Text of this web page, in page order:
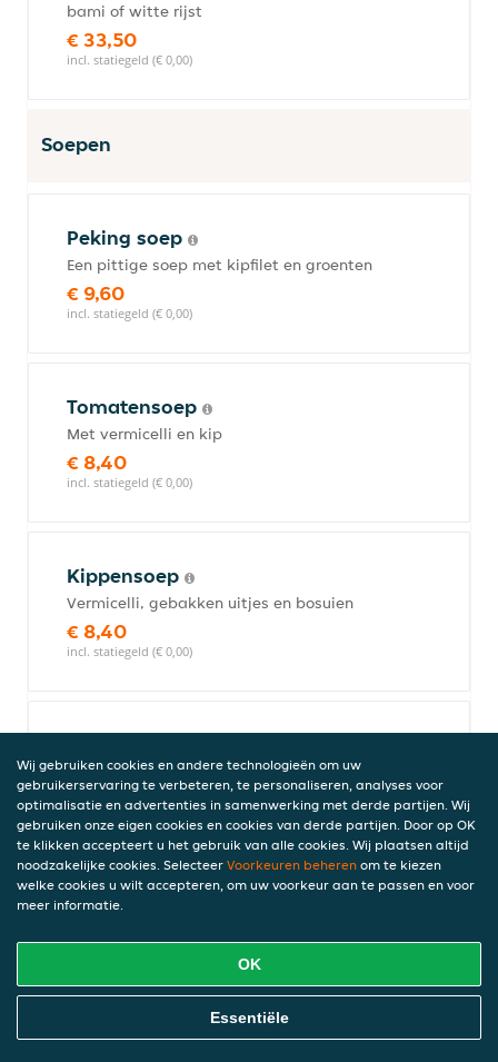
bami of witte rijst
€ 33,50
incl. statiegeld (€ 0,00)
Soepen
Peking soep
Een pittige soep met kipfilet en groenten
€ 9,60
incl. statiegeld (€ 0,00)
Tomatensoep
Met vermicelli en kip
€ 8,40
incl. statiegeld (€ 0,00)
Kippensoep
Vermicelli, gebakken uitjes en bosuien
€ 8,40
incl. statiegeld (€ 0,00)
Japanse sojabonensoep
€ 9,60
incl. statiegeld (€ 0,00)
Wan tan soep
Bouillon soep met Chinese kip flensjes
incl. statiegeld (€ 0,00)
Online Eten Bestellen
Wij gebruiken cookies en andere technologieën om uw
gebruikerservaring te verbeteren, te personaliseren, analyses voor
optimalisatie en advertenties in samenwerking met derde partijen. Wij
gebruiken onze eigen cookies en cookies van derde partijen. Door op OK
te klikken accepteert u het gebruik van alle cookies. Wij plaatsen altijd
noodzakelijke cookies. Selecteer Voorkeuren beheren om te kiezen
welke cookies u wilt accepteren, om uw voorkeur aan te passen en voor
meer informatie.
OK
Essentiële